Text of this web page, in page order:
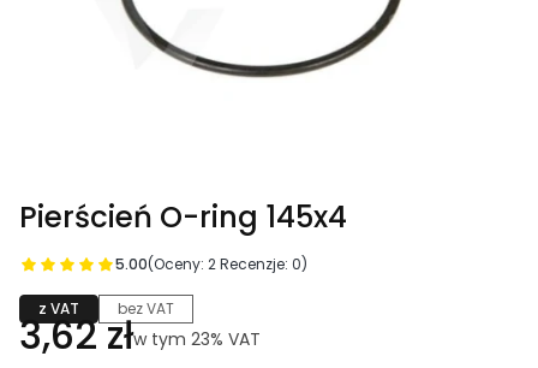
Pierścień O-ring 145x4
5.00(Oceny: 2 Recenzje: 0)
z VAT bez VAT
Cena
3,62 złw tym 23% VAT
w tym 23% VAT